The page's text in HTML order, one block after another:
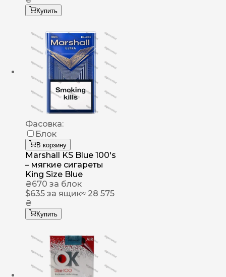
Купить
Фасовка:
Блок
В корзину
Marshall KS Blue 100's
– мягкие сигареты
King Size Blue
₴670 за блок
$635 за ящик≈ 28 575
₴
Купить